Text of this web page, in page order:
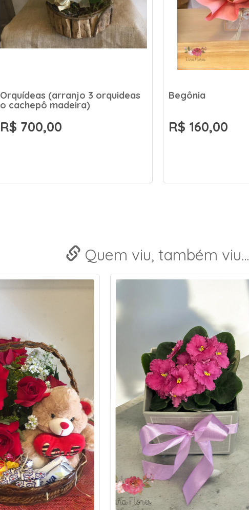
Orquídeas (arranjo 3 orquideas
o cachepô madeira)
R$ 700,00
Begônia
R$ 160,00
Quem viu, também viu...